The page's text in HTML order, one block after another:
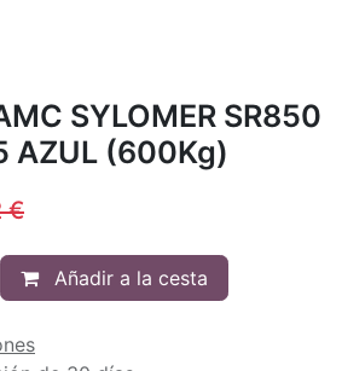
SYLOMER SR850
AZUL (600Kg)
€
Añadir a la cesta